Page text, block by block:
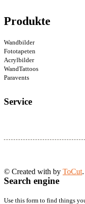
Produkte
Wandbilder
Fototapeten
Acrylbilder
WandTattoos
Paravents
Service
© Created with by ToCut
Search engine
Use this form to find things